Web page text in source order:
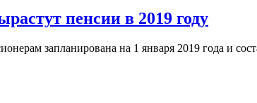
пенсии в 2019 году
запланирована на 1 января 2019 года и